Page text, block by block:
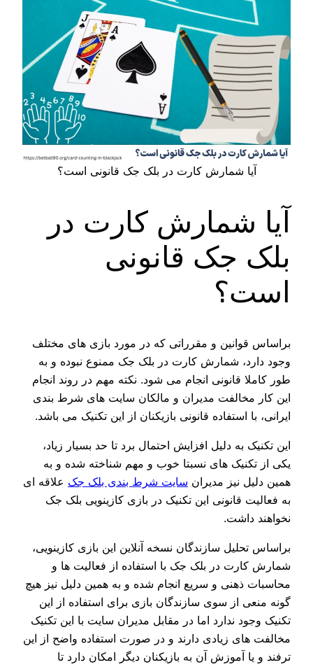
آیا شمارش کارت در بلک جک قانونی است؟
آیا شمارش کارت در
بلک جک قانونی
است؟
براساس قوانین و مقرراتی که در مورد بازی های مختلف
وجود دارد، شمارش کارت در بلک جک ممنوع نبوده و به
طور کاملا قانونی انجام می شود. نکته مهم در روند انجام
این کار مخالفت مدیران و مالکان سایت های شرط بندی
ایرانی، با استفاده قانونی بازیکنان از این تکنیک می باشد.
این تکنیک به دلیل افزایش احتمال برد تا حد بسیار زیاد،
یکی از تکنیک های نسبتا خوب و مهم شناخته شده و به
همین دلیل نیز مدیران سایت شرط بندی بلک جک علاقه ای
به فعالیت قانونی این تکنیک در بازی کازینویی بلک جک
نخواهند داشت.
براساس تحلیل سازندگان نسخه آنلاین این بازی کازینویی،
شمارش کارت در بلک جک با استفاده از فعالیت ها و
محاسبات ذهنی و سریع انجام شده و به همین دلیل نیز هیچ
گونه منعی از سوی سازندگان بازی برای استفاده از این
تکنیک وجود ندارد اما در مقابل مدیران سایت با این تکنیک
مخالفت های زیادی دارند و در صورت استفاده واضح از این
ترفند و یا آموزش آن به بازیکنان دیگر امکان دارد تا